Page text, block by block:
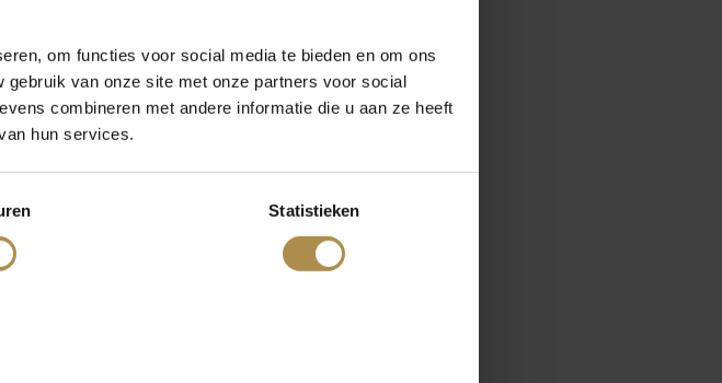
om functies voor social media te bieden en om ons
van onze site met onze partners voor social
combineren met andere informatie die u aan ze heeft
hun services.
Statistieken